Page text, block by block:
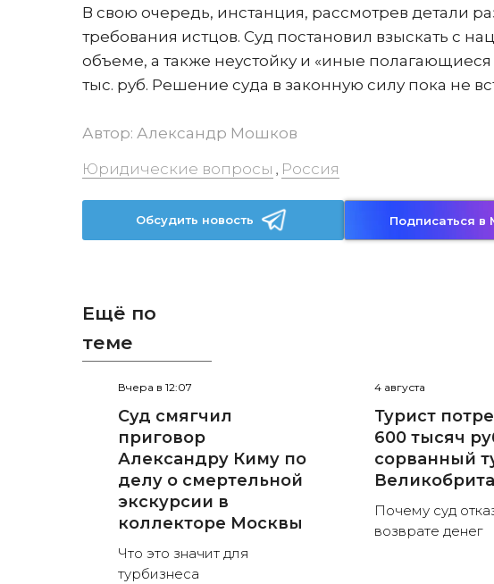
В свою очередь, инстанция, рассмотрев детали
требования истцов. Суд постановил взыскать с
объеме, а также неустойку и «иные
тыс. руб. Решение суда в законную силу пока не
Автор: Александр Мошков
Юридические вопросы , Россия
Обсудить новость Подписаться в
Ещё по
теме
Вчера в 12:07
Суд смягчил
приговор
Александру Киму по
делу о смертельной
экскурсии в
коллекторе Москвы
Что это значит для
турбизнеса
4 августа
Турист
600 тысяч
сорванный
Почему суд
возврате денег